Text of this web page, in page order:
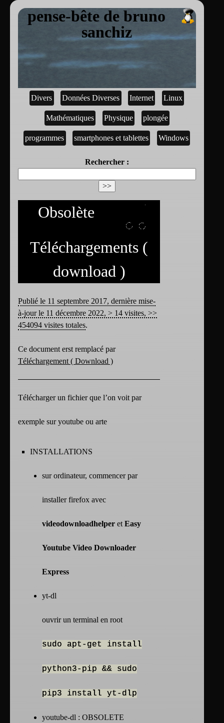
pense-bête de bruno
sanchiz
Divers Données Diverses Internet Linux
Mathématiques Physique plongée
programmes smartphones et tablettes Windows
Rechercher :
Obsolète
Téléchargements (
download )
Publié le 11 septembre 2017, dernière mise-
à-jour le 11 décembre 2022, > 14 visites, >>
454094 visites totales.
Ce document erst remplacé par
Téléchargement ( Download )
Télécharger un fichier que l’on voit par
exemple sur youtube ou arte
INSTALLATIONS
sur ordinateur, commencer par
installer firefox avec
videodownloadhelper et Easy
Youtube Video Downloader
Express
yt-dl
ouvrir un terminal en root
sudo apt-get install
python3-pip && sudo
pip3 install yt-dlp
youtube-dl : OBSOLETE